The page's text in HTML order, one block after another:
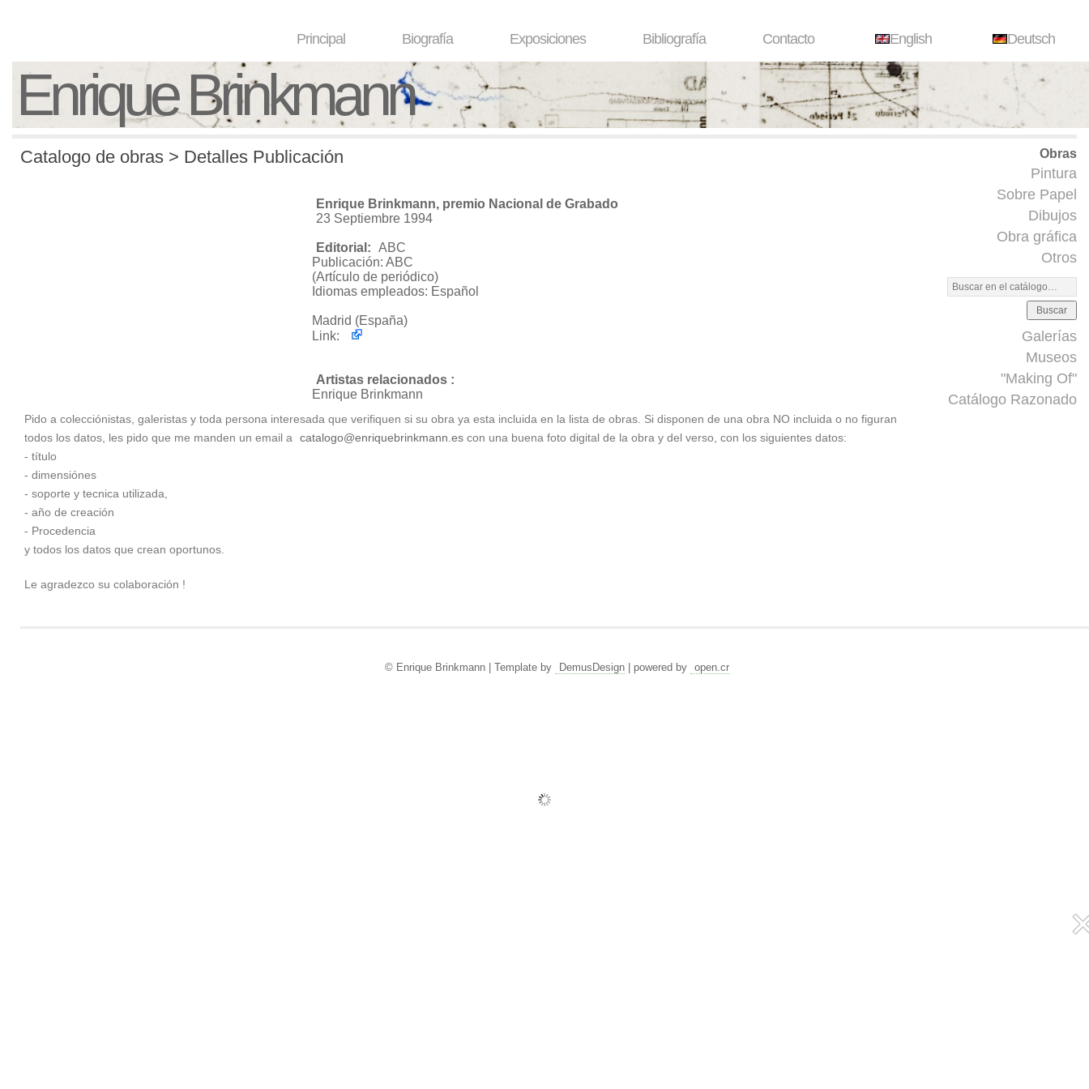
Principal Biografía Exposiciones Bibliografía Contacto English Deutsch
Enrique Brinkmann
Obras
Pintura
Sobre Papel
Dibujos
Obra gráfica
Otros
Buscar
Galerías
Museos
"Making Of"
Catálogo Razonado
Catalogo de obras > Detalles Publicación
Enrique Brinkmann, premio Nacional de Grabado
23 Septiembre 1994
Editorial:
ABC
Publicación: ABC
(Artículo de periódico)
Idiomas empleados: Español
Madrid (España)
Link:
Artistas relacionados :
Enrique Brinkmann
Pido a colecciónistas, galeristas y toda persona interesada que verifiquen si su obra ya esta incluida en la lista de obras. Si disponen de una obra NO incluida o no figuran
todos los datos, les pido que me manden un email a
catalogo@enriquebrinkmann.es con una buena foto digital de la obra y del verso, con los siguientes datos:
- título
- dimensiónes
- soporte y tecnica utilizada,
- año de creación
- Procedencia
y todos los datos que crean oportunos.
Le agradezco su colaboración !
© Enrique Brinkmann | Template by DemusDesign| powered by open.cr